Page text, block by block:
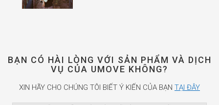
BẠN CÓ HÀI LÒNG VỚI SẢN PHẨM VÀ DỊCH
VỤ CỦA UMOVE KHÔNG?
XIN HÃY CHO CHÚNG TÔI BIẾT Ý KIẾN CỦA BẠN TẠI ĐÂY